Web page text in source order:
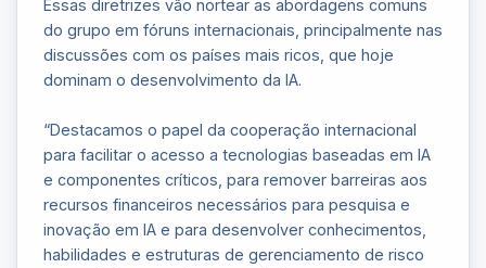
Essas diretrizes vão nortear as abordagens comuns
do grupo em fóruns internacionais, principalmente nas
discussões com os países mais ricos, que hoje
dominam o desenvolvimento da IA.
“Destacamos o papel da cooperação internacional
para facilitar o acesso a tecnologias baseadas em IA
e componentes críticos, para remover barreiras aos
recursos financeiros necessários para pesquisa e
inovação em IA e para desenvolver conhecimentos,
habilidades e estruturas de gerenciamento de risco